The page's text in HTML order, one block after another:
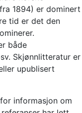
1894) er dominert
tid er det den
både
Skjønnlitteratur er
upublisert
informasjon om